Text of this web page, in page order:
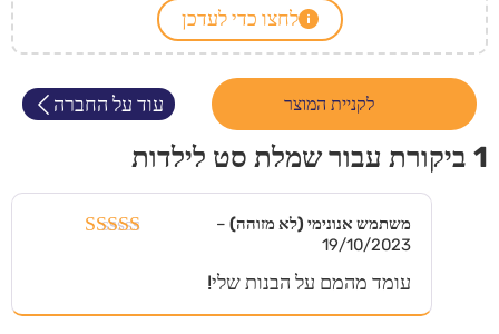
לחצו כדי לעדכן
לקניית המוצר עוד על החברה
1 ביקורת עבור שמלת סט לילדות
משתמש אנונימי (לא מזוהה) –
19/10/2023
עומד מהמם על הבנות שלי!